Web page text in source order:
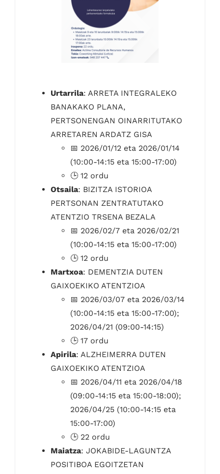
Urtarrila: ARRETA INTEGRALEKO
BANAKAKO PLANA,
PERTSONENGAN OINARRITUTAKO
ARRETAREN ARDATZ GISA
📅 2026/01/12 eta 2026/01/14
(10:00-14:15 eta 15:00-17:00)
🕒 12 ordu
Otsaila: BIZITZA ISTORIOA
PERTSONAN ZENTRATUTAKO
ATENTZIO TRSENA BEZALA
📅 2026/02/7 eta 2026/02/21
(10:00-14:15 eta 15:00-17:00)
🕒 12 ordu
Martxoa: DEMENTZIA DUTEN
GAIXOEKIKO ATENTZIOA
📅 2026/03/07 eta 2026/03/14
(10:00-14:15 eta 15:00-17:00);
2026/04/21 (09:00-14:15)
🕒 17 ordu
Apirila: ALZHEIMERRA DUTEN
GAIXOEKIKO ATENTZIOA
📅 2026/04/11 eta 2026/04/18
(09:00-14:15 eta 15:00-18:00);
2026/04/25 (10:00-14:15 eta
15:00-17:00)
🕒 22 ordu
Maiatza: JOKABIDE-LAGUNTZA
POSITIBOA EGOITZETAN